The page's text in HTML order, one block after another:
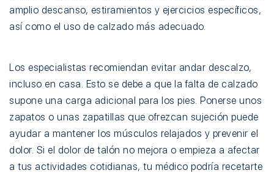
amplio descanso, estiramientos y ejercicios específicos,
así como el uso de calzado más adecuado.
Los especialistas recomiendan evitar andar descalzo,
incluso en casa. Esto se debe a que la falta de calzado
supone una carga adicional para los pies. Ponerse unos
zapatos o unas zapatillas que ofrezcan sujeción puede
ayudar a mantener los músculos relajados y prevenir el
dolor. Si el dolor de talón no mejora o empieza a afectar
a tus actividades cotidianas, tu médico podría recetarte